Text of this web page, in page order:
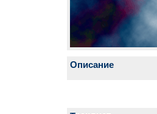
Описание